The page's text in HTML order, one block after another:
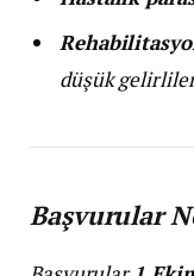
düşük
Başvurular